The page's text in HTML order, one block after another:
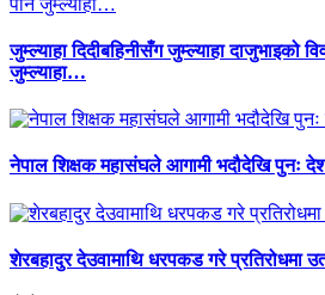
जुम्ल्याहा दिदीबहिनीसँग जुम्ल्याहा दाजुभाइको
जुम्ल्याहा…
नेपाल शिक्षक महासंघले आगामी भदौदेखि पुनः
शेरबहादुर देउवामाथि धरपकड गरे प्रतिरोधमा